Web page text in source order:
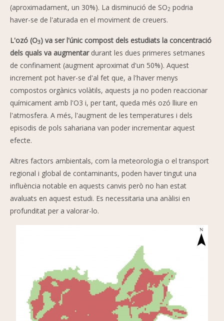
(aproximadament, un 30%). La disminució de SO2 podria
haver-se de l'aturada en el moviment de creuers.
L'ozó (O3) va ser l'únic compost dels estudiats la concentració
dels quals va augmentardurant les dues primeres setmanes
de confinament (augment aproximat d'un 50%). Aquest
increment pot haver-se d'al fet que, a l'haver menys
compostos orgànics volàtils, aquests ja no poden reaccionar
químicament amb l'O3 i, per tant, queda més ozó lliure en
l'atmosfera. A més, l'augment de les temperatures i dels
episodis de pols sahariana van poder incrementar aquest
efecte.
Altres factors ambientals, com la meteorologia o el transport
regional i global de contaminants, poden haver tingut una
influència notable en aquests canvis però no han estat
avaluats en aquest estudi. Es necessitaria una anàlisi en
profunditat per a valorar-lo.